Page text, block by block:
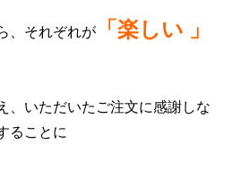
、それぞれが「楽しい 」
、いただいたご注文に感謝しな
ることに